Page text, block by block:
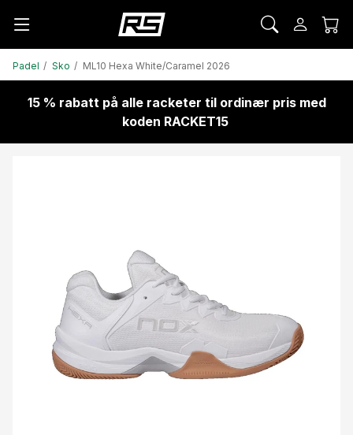
Padel Sko ML10 Hexa White/Caramel 2026
15 % rabatt på alle racketer til ordinær pris med
koden RACKET15